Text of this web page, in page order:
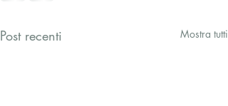
Post recenti Mostra tutti